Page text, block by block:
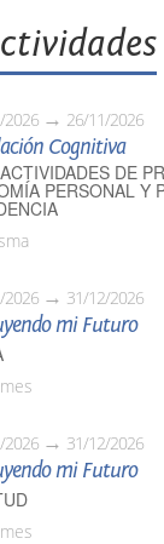
2026 26/11/2026
Cognitiva
DE
PERSONAL Y
2026 31/12/2026
mi Futuro
2026 31/12/2026
mi Futuro